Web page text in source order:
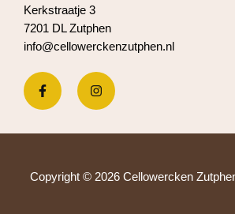
Kerkstraatje 3
7201 DL Zutphen
info@cellowerckenzutphen.nl
Copyright © 2026 Cellowercken